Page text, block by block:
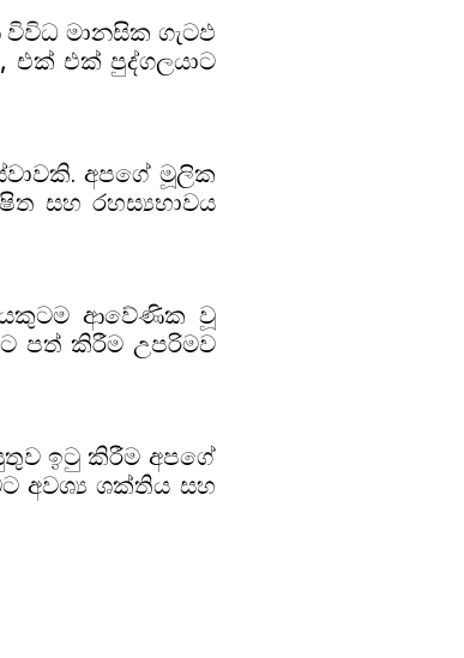
මානසික ගැටඵ
එක් එක් පුද්ගලයාට
අපගේ මූලික
සහ රහස්‍යභාවය
ආවේණික වූ
පත් කිරීම උපරිමව
ඉටු කිරීම අපගේ
අවශ්‍ය ශක්තිය සහ